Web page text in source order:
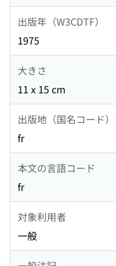
出版年（W3CDTF）
1975
大きさ
11 x 15 cm
出版地（国名コード）
fr
本文の言語コード
fr
対象利用者
一般